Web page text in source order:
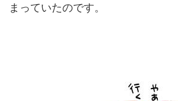
まっていたのです。